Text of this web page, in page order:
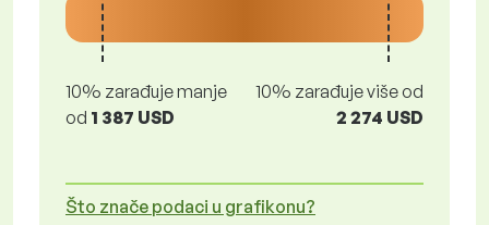
10% zarađuje manje
od 1 387 USD
10% zarađuje više od
2 274 USD
Što znače podaci u grafikonu?